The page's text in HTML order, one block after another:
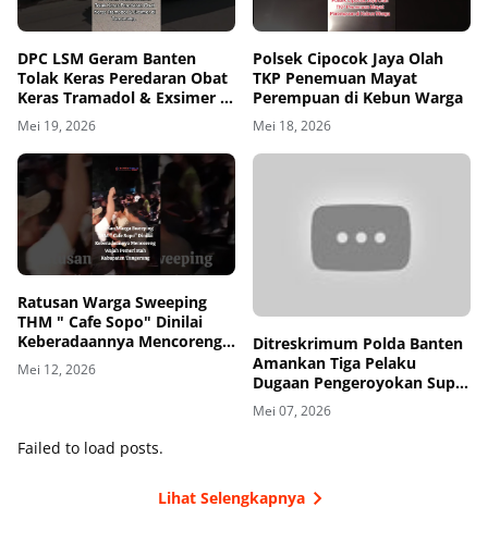
DPC LSM Geram Banten
Tolak Keras Peredaran Obat
Keras Tramadol & Exsimer di
Tangerang
Mei 19, 2026
Polsek Cipocok Jaya Olah
TKP Penemuan Mayat
Perempuan di Kebun Warga
Mei 18, 2026
Ratusan Warga Sweeping
THM " Cafe Sopo" Dinilai
Keberadaannya Mencoreng
Wajah Pemerintah
Kabupaten Tangerang
Mei 12, 2026
Ditreskrimum Polda Banten
Amankan Tiga Pelaku
Dugaan Pengeroyokan Supir
di Toll
Mei 07, 2026
Failed to load posts.
Lihat Selengkapnya